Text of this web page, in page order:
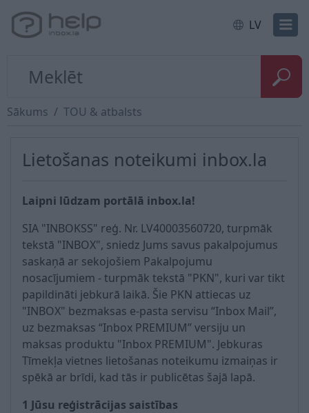
LV
Sākums TOU & atbalsts
Lietošanas noteikumi inbox.la
Laipni lūdzam portālā inbox.la!
SIA "INBOKSS" reģ. Nr. LV40003560720, turpmāk
tekstā "INBOX", sniedz Jums savus pakalpojumus
saskaņā ar sekojošiem Pakalpojumu
nosacījumiem - turpmāk tekstā "PKN", kuri var tikt
papildināti jebkurā laikā. Šie PKN attiecas uz
"INBOX" bezmaksas e-pasta servisu “Inbox Mail”,
uz bezmaksas “Inbox PREMIUM” versiju un
maksas produktu "Inbox PREMIUM". Jebkuras
Tīmekļa vietnes lietošanas noteikumu izmaiņas ir
spēkā ar brīdi, kad tās ir publicētas šajā lapā.
1 Jūsu reģistrācijas saistības